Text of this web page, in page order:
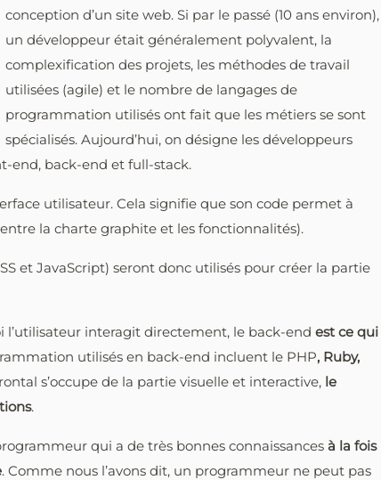
conception d’un site web. Si par le passé (10 ans environ),
un développeur était généralement polyvalent, la
complexification des projets, les méthodes de travail
utilisées (agile) et le nombre de langages de
programmation utilisés ont fait que les métiers se sont
spécialisés. Aujourd’hui, on désigne les développeurs
end, back-end et full-stack.
utilisateur. Cela signifie que son code permet à
la charte graphite et les fonctionnalités).
et JavaScript) seront donc utilisés pour créer la partie
interagit directement, le back-end est ce qui
utilisés en back-end incluent le PHP, Ruby,
s’occupe de la partie visuelle et interactive, le
.
qui a de très bonnes connaissances à la fois
. Comme nous l’avons dit, un programmeur ne peut pas